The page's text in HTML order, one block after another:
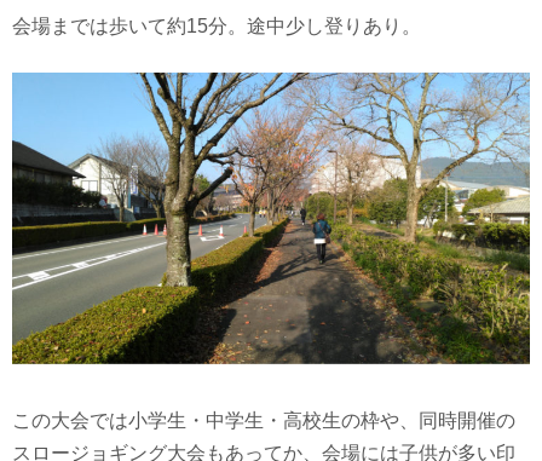
会場までは歩いて約15分。途中少し登りあり。
この大会では小学生・中学生・高校生の枠や、同時開催の
スロージョギング大会もあってか、会場には子供が多い印